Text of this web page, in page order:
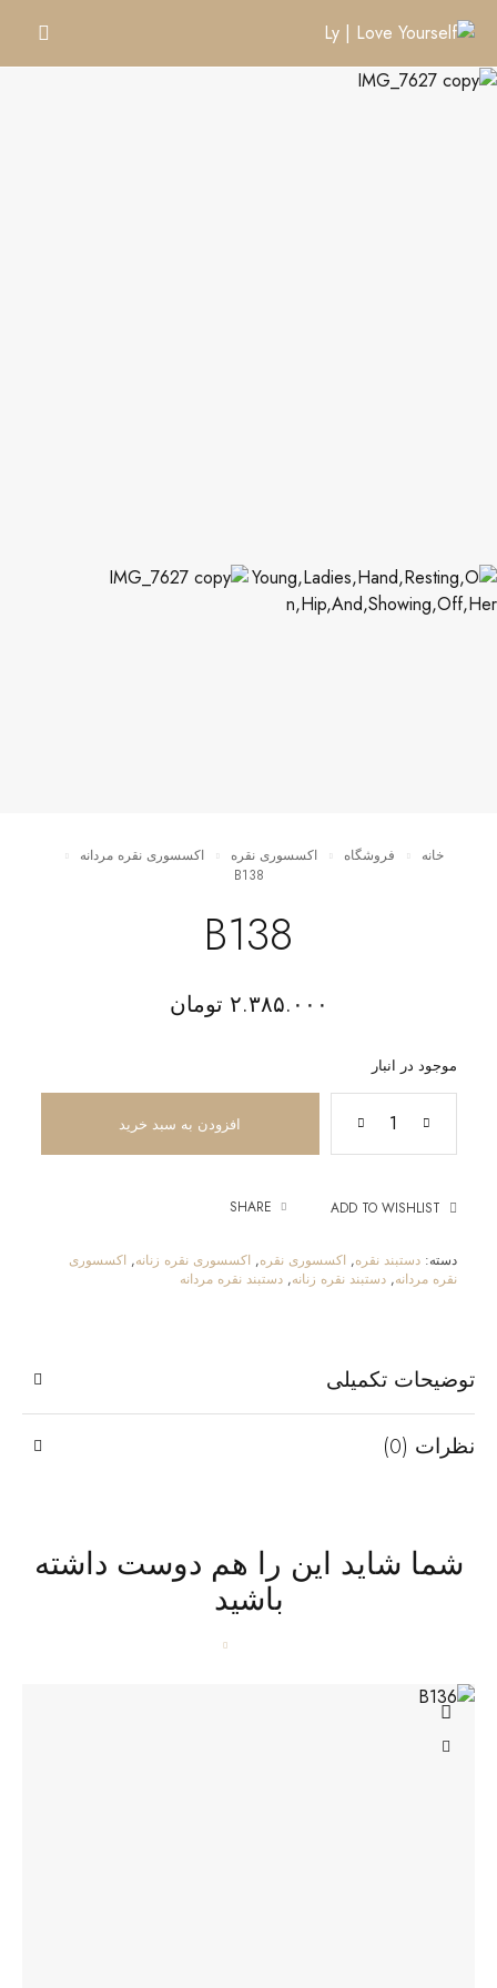
خانه فروشگاه اکسسوری نقره
اکسسوری نقره مردانه
B138
B138
۲.۳۸۵.۰۰۰ تومان
موجود در انبار
افزودن به سبد خرید
ADD TO WISHLIST
SHARE
دسته:دستبند نقره,اکسسوری نقره,اکسسوری نقره زنانه,اکسسوری
نقره مردانه,دستبند نقره زنانه,دستبند نقره مردانه
توضیحات تکمیلی
نظرات (0)
شما شاید این را هم دوست داشته
باشید